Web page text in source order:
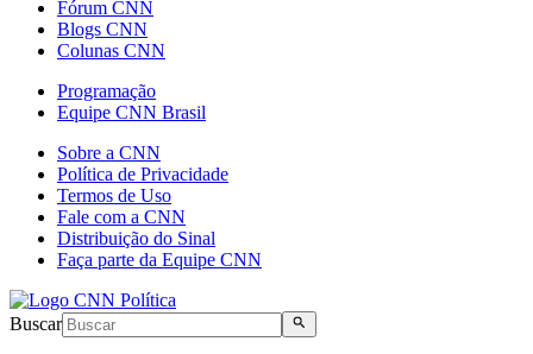
Fórum CNN
Blogs CNN
Colunas CNN
Programação
Equipe CNN Brasil
Sobre a CNN
Política de Privacidade
Termos de Uso
Fale com a CNN
Distribuição do Sinal
Faça parte da Equipe CNN
Buscar